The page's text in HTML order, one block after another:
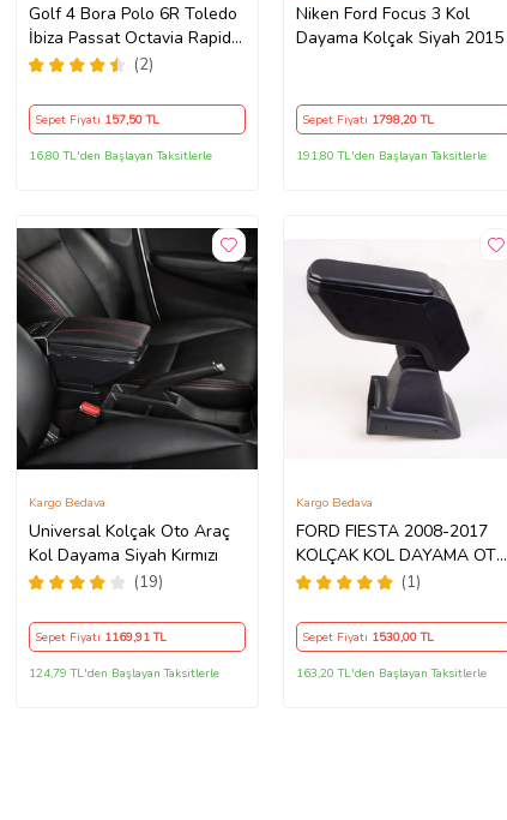
Golf 4 Bora Polo 6R Toledo
İbiza Passat Octavia Rapid
Kolçak Kol Dayama Mandalı
(2)
Sepet Fiyatı 157,50 TL
16,80 TL'den Başlayan Taksitlerle
Niken Ford Focus 3 Kol
Dayama Kolçak Siyah 2015
Sepet Fiyatı 1798,20 TL
191,80 TL'den Başlayan Taksitlerle
Universal Kolçak Oto Araç
Kol Dayama Siyah Kırmızı
(19)
Kargo Bedava
Sepet Fiyatı 1169,91 TL
124,79 TL'den Başlayan Taksitlerle
FORD FIESTA 2008-2017
KOLÇAK KOL DAYAMA OTO
KOLÇAK ARACA ÖZEL
1.KALİTE
(1)
Kargo Bedava
Sepet Fiyatı 1530,00 TL
163,20 TL'den Başlayan Taksitlerle